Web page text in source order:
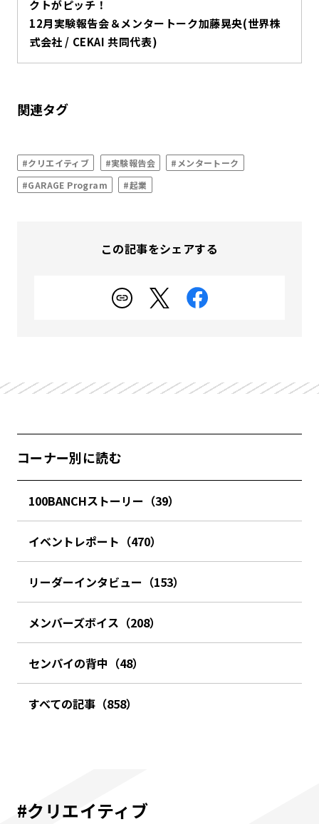
クトがピッチ！
12月実験報告会＆メンタートーク加藤晃央(世界株
式会社 / CEKAI 共同代表)
関連タグ
#クリエイティブ #実験報告会
#メンタートーク
#GARAGE Program
#起業
この記事をシェアする
コーナー別に読む
100BANCHストーリー（39）
イベントレポート（470）
リーダーインタビュー（153）
メンバーズボイス（208）
センパイの背中（48）
すべての記事（858）
#クリエイティブ